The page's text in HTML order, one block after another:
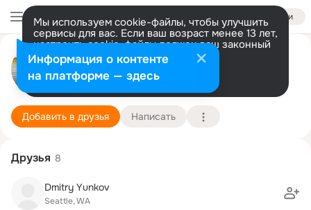
Войти
Мы используем cookie-файлы, чтобы улучшить
сервисы для вас. Если ваш возраст менее 13 лет,
настроить cookie-файлы должен ваш законный
представитель. Больше информации
Разрешить все Настроить
Сергей Александрович
Москва 31 декабря (51 год)
Добавить в друзья Написать
Друзья 8
Dmitry Yunkov
Seattle, WA
Информация о контенте
на платформе — здесь